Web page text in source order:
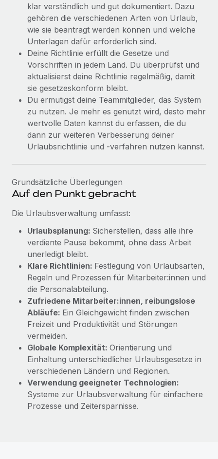
klar verständlich und gut dokumentiert. Dazu
gehören die verschiedenen Arten von Urlaub,
wie sie beantragt werden können und welche
Unterlagen dafür erforderlich sind.
Deine Richtlinie erfüllt die Gesetze und
Vorschriften in jedem Land. Du überprüfst und
aktualisierst deine Richtlinie regelmäßig, damit
sie gesetzeskonform bleibt.
Du ermutigst deine Teammitglieder, das System
zu nutzen. Je mehr es genutzt wird, desto mehr
wertvolle Daten kannst du erfassen, die du
dann zur weiteren Verbesserung deiner
Urlaubsrichtlinie und -verfahren nutzen kannst.
Grundsätzliche Überlegungen
Auf den Punkt gebracht
Die Urlaubsverwaltung umfasst:
Urlaubsplanung: Sicherstellen, dass alle ihre
verdiente Pause bekommt, ohne dass Arbeit
unerledigt bleibt.
Klare Richtlinien: Festlegung von Urlaubsarten,
Regeln und Prozessen für Mitarbeiter:innen und
die Personalabteilung.
Zufriedene Mitarbeiter:innen, reibungslose
Abläufe: Ein Gleichgewicht finden zwischen
Freizeit und Produktivität und Störungen
vermeiden.
Globale Komplexität: Orientierung und
Einhaltung unterschiedlicher Urlaubsgesetze in
verschiedenen Ländern und Regionen.
Verwendung geeigneter Technologien:
Systeme zur Urlaubsverwaltung für einfachere
Prozesse und Zeitersparnisse.